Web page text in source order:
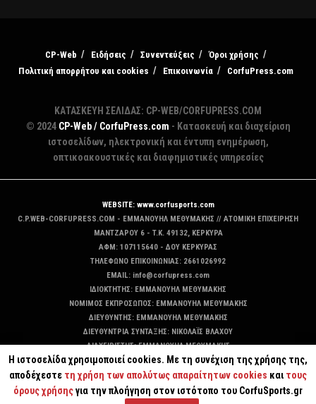
CP-Web Ειδήσεις Συνεντεύξεις
Όροι χρήσης
Πολιτική απορρήτου και cookies
Επικοινωνία CorfuPress.com
ΚΑΤΑΣΚΕΥΗ ΣΕΛΙΔΑΣ: CP-WEB/CORFUPRESS.COM
© 2024 CP-Web / CorfuPress.com - Κατασκευή και διαχείριση
ιστοσελίδων, ηλεκτρονική και έντυπη ενημέρωση,
οπτικοακουστικές και διαφημιστικές υπηρεσίες
WEBSITE: www.corfusports.com
C.P.WEB-CORFUPRESS.COM - ΕΜΜΑΝΟΥΗΛ ΜΕΘΥΜΑΚΗΣ // ΑΤΟΜΙΚΗ ΕΠΙΧΕΙΡΗΣΗ
MANTZAΡΟΥ 6 - T.K. 49132, ΚΕΡΚΥΡΑ
ΑΦΜ: 107115640 - ΔΟΥ ΚΕΡΚΥΡΑΣ
ΤΗΛΕΦΩΝΟ ΕΠΙΚΟΙΝΩΝΙΑΣ: 2661026992
EMAIL: info@corfupress.com
ΙΔΙΟΚΤΗΤΗΣ: EMMANOYΗΛ ΜΕΘΥΜΑΚΗΣ
ΝΟΜΙΜΟΣ ΕΚΠΡΟΣΩΠΟΣ: EMMANOYΗΛ ΜΕΘΥΜΑΚΗΣ
ΔΙΕΥΘΥΝΤΗΣ: EMMANOYΗΛ ΜΕΘΥΜΑΚΗΣ
ΔΙΕΥΘΥΝΤΡΙΑ ΣΥΝΤΑΞΗΣ: ΝΙΚΟΛΑΪΣ ΒΛΑΧΟΥ
ΔΙΑΧΕΙΡΙΣΤΗΣ: EMMANOYΗΛ ΜΕΘΥΜΑΚΗΣ
ΔΙΚΑΙΟΥΧΟΣ DOMAIN: ΕΜΜΑΝΟΥΗΛ ΜΕΘΥΜΑΚΗΣ
Η ιστοσελίδα χρησιμοποιεί cookies. Με τη συνέχιση της χρήσης της,
αποδέχεστε τη χρήση των απολύτως απαραίτητων cookies και τους
όρους χρήσηςγια την πλοήγηση στον ιστότοπο του CorfuSports.gr